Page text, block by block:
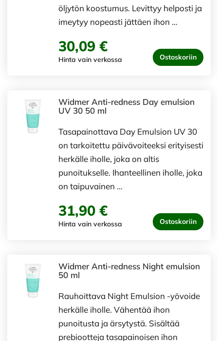
öljytön koostumus. Levittyy helposti ja
imeytyy nopeasti jättäen ihon …
30,09 €
Hinta vain verkossa Ostoskoriin
Widmer Anti-redness Day emulsion
UV 30 50 ml
Tasapainottava Day Emulsion UV 30
on tarkoitettu päivävoiteeksi erityisesti
herkälle iholle, joka on altis
punoitukselle. Ihanteellinen iholle, joka
on taipuvainen …
31,90 €
Hinta vain verkossa Ostoskoriin
Widmer Anti-redness Night emulsion
50 ml
Rauhoittava Night Emulsion -yövoide
herkälle iholle. Vähentää ihon
punoitusta ja ärsytystä. Sisältää
prebiootteja tasapainoisen ihon